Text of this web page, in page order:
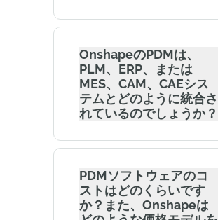
OnshapeのPDMは、
PLM、ERP、または
MES、CAM、CAEシス
テムとどのように統合さ
れているのでしょうか？
PDMソフトウェアのコ
ストはどのくらいです
か？また、Onshapeは